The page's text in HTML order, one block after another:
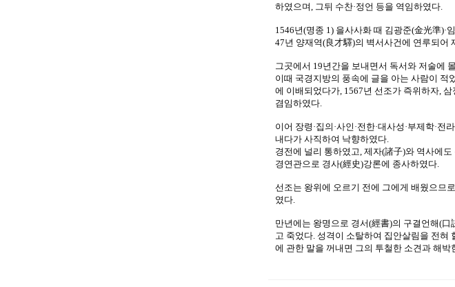
하였으며, 그뒤 수찬·정언 등을 역임하였다.
1546년(명종 1) 을사사화 때 김광준(金光準)·
47년 양재역(良才驛)의 벽서사건에 연루되어
그곳에서 19년간을 보내면서 독서와 저술에
이때 국경지방의 풍속에 글을 아는 사람이 적
에 이배되었다가, 1567년 선조가 즉위하자,
겸임하였다.
이어 장령·집의·사인·전한·대사성·부제학·
내다가 사직하여 낙향하였다.
경전에 널리 통하였고, 제자(諸子)와 역사에
경연관으로 경사(經史)강론에 종사하였다.
선조는 왕위에 오르기 전에 그에게 배웠으므
였다.
만년에는 왕명으로 경서(經書)의 구결언해(
고 죽었다. 성격이 소탈하여 집안살림을 전혀
에 관한 말을 꺼내면 그의 투철한 소견과 해